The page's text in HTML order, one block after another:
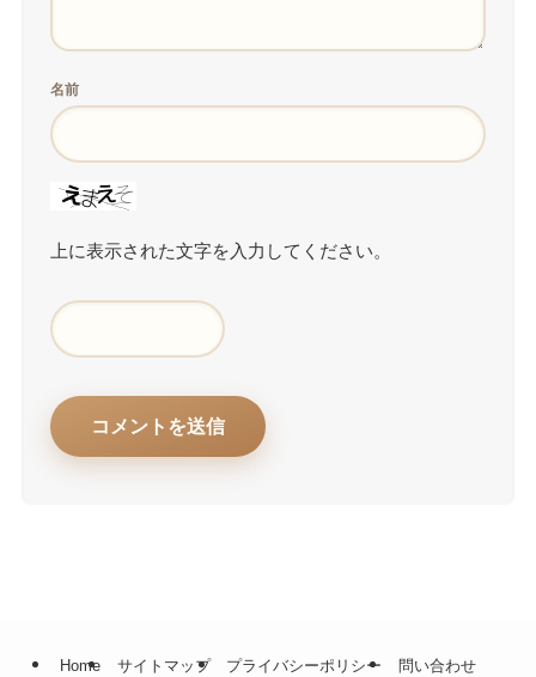
名前
上に表示された文字を入力してください。
Home サイトマップ プライバシーポリシー 問い合わせ